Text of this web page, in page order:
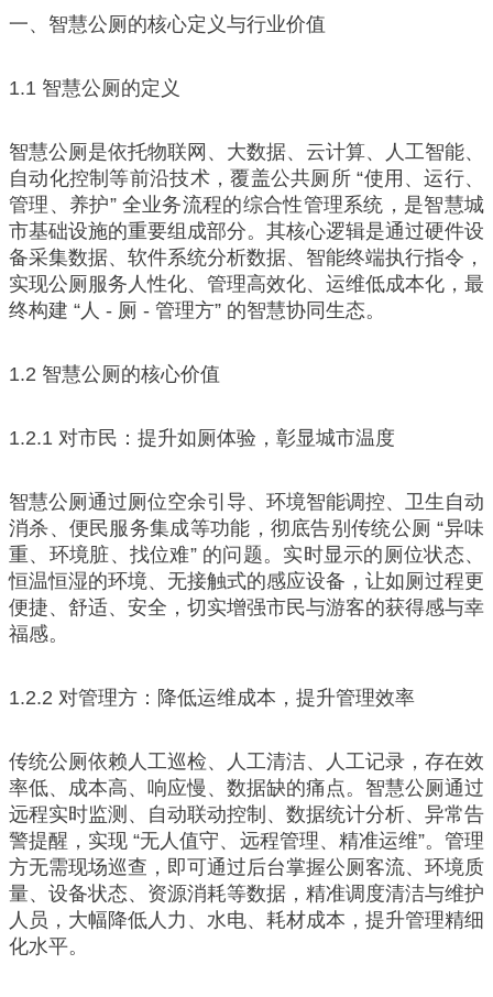
一、智慧公厕的核心定义与行业价值
1.1 智慧公厕的定义
智慧公厕是依托物联网、大数据、云计算、人工智能、
自动化控制等前沿技术，覆盖公共厕所 “使用、运行、
管理、养护” 全业务流程的综合性管理系统，是智慧城
市基础设施的重要组成部分。其核心逻辑是通过硬件设
备采集数据、软件系统分析数据、智能终端执行指令，
实现公厕服务人性化、管理高效化、运维低成本化，最
终构建 “人 - 厕 - 管理方” 的智慧协同生态。
1.2 智慧公厕的核心价值
1.2.1 对市民：提升如厕体验，彰显城市温度
智慧公厕通过厕位空余引导、环境智能调控、卫生自动
消杀、便民服务集成等功能，彻底告别传统公厕 “异味
重、环境脏、找位难” 的问题。实时显示的厕位状态、
恒温恒湿的环境、无接触式的感应设备，让如厕过程更
便捷、舒适、安全，切实增强市民与游客的获得感与幸
福感。
1.2.2 对管理方：降低运维成本，提升管理效率
传统公厕依赖人工巡检、人工清洁、人工记录，存在效
率低、成本高、响应慢、数据缺的痛点。智慧公厕通过
远程实时监测、自动联动控制、数据统计分析、异常告
警提醒，实现 “无人值守、远程管理、精准运维”。管理
方无需现场巡查，即可通过后台掌握公厕客流、环境质
量、设备状态、资源消耗等数据，精准调度清洁与维护
人员，大幅降低人力、水电、耗材成本，提升管理精细
化水平。